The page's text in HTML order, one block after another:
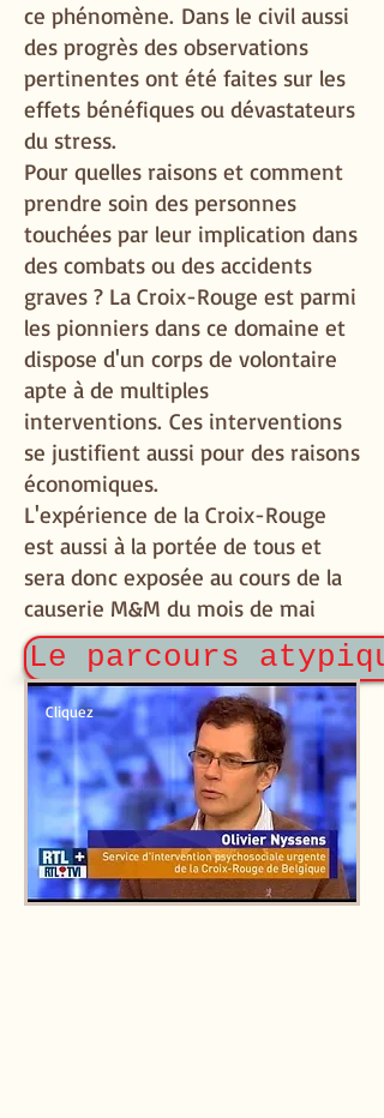
ce phénomène. Dans le civil aussi
des progrès des observations
pertinentes ont été faites sur les
effets bénéfiques ou dévastateurs
du stress.
Pour quelles raisons et comment
prendre soin des personnes
touchées par leur implication dans
des combats ou des accidents
graves ? La Croix-Rouge est parmi
les pionniers dans ce domaine et
dispose d'un corps de volontaire
apte à de multiples
interventions. Ces interventions
se justifient aussi pour des raisons
économiques.
L'expérience de la Croix-Rouge
est aussi à la portée de tous et
sera donc exposée au cours de la
causerie M&M du mois de mai
Le parcours
Cliquez